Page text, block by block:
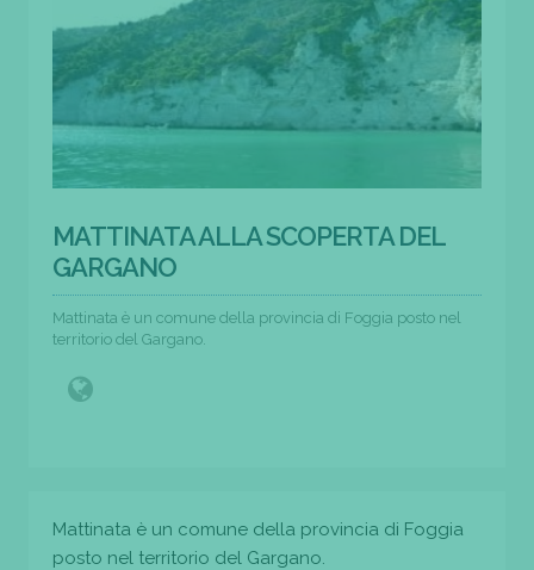
MATTINATA ALLA SCOPERTA DEL
GARGANO
Mattinata è un comune della provincia di Foggia posto nel
territorio del Gargano.
Mattinata è un comune della provincia di Foggia
posto nel territorio del Gargano.